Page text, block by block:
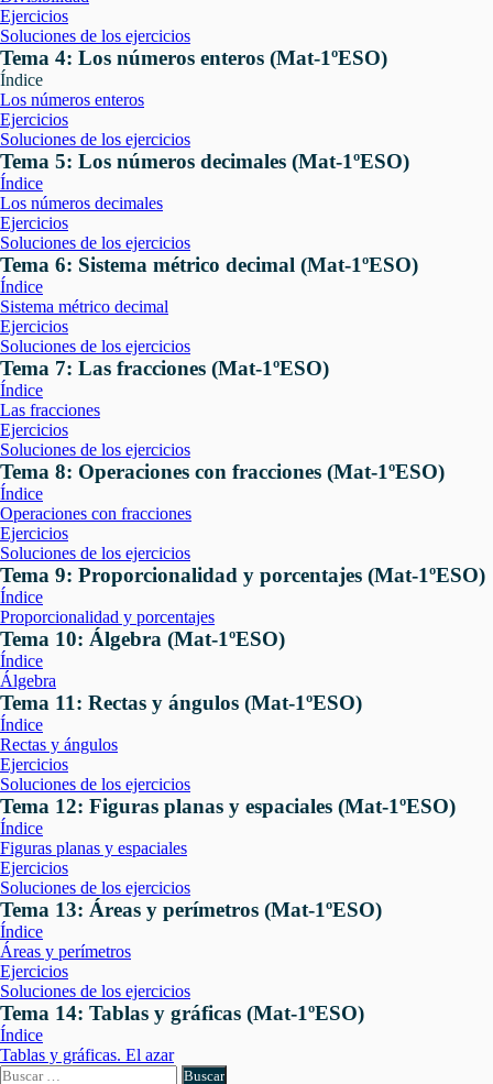
Ejercicios
Soluciones de los ejercicios
Tema 4: Los números enteros (Mat-1ºESO)
Índice
Los números enteros
Ejercicios
Soluciones de los ejercicios
Tema 5: Los números decimales (Mat-1ºESO)
Índice
Los números decimales
Ejercicios
Soluciones de los ejercicios
Tema 6: Sistema métrico decimal (Mat-1ºESO)
Índice
Sistema métrico decimal
Ejercicios
Soluciones de los ejercicios
Tema 7: Las fracciones (Mat-1ºESO)
Índice
Las fracciones
Ejercicios
Soluciones de los ejercicios
Tema 8: Operaciones con fracciones (Mat-1ºESO)
Índice
Operaciones con fracciones
Ejercicios
Soluciones de los ejercicios
Tema 9: Proporcionalidad y porcentajes (Mat-1ºESO)
Índice
Proporcionalidad y porcentajes
Tema 10: Álgebra (Mat-1ºESO)
Índice
Álgebra
Tema 11: Rectas y ángulos (Mat-1ºESO)
Índice
Rectas y ángulos
Ejercicios
Soluciones de los ejercicios
Tema 12: Figuras planas y espaciales (Mat-1ºESO)
Índice
Figuras planas y espaciales
Ejercicios
Soluciones de los ejercicios
Tema 13: Áreas y perímetros (Mat-1ºESO)
Índice
Áreas y perímetros
Ejercicios
Soluciones de los ejercicios
Tema 14: Tablas y gráficas (Mat-1ºESO)
Índice
Tablas y gráficas. El azar
Buscar: